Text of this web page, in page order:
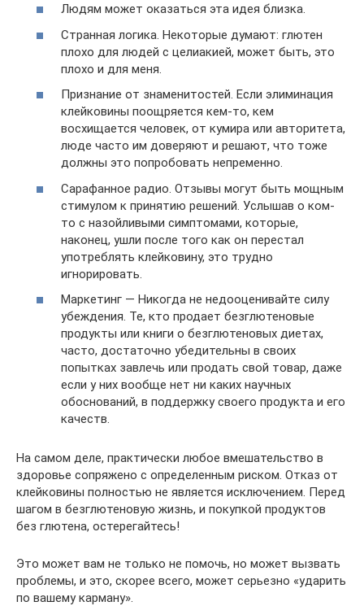
Людям может оказаться эта идея близка.
Странная логика. Некоторые думают: глютен
плохо для людей с целиакией, может быть, это
плохо и для меня.
Признание от знаменитостей. Если элиминация
клейковины поощряется кем-то, кем
восхищается человек, от кумира или авторитета,
люде часто им доверяют и решают, что тоже
должны это попробовать непременно.
Сарафанное радио. Отзывы могут быть мощным
стимулом к принятию решений. Услышав о ком-
то с назойливыми симптомами, которые,
наконец, ушли после того как он перестал
употреблять клейковину, это трудно
игнорировать.
Маркетинг — Никогда не недооценивайте силу
убеждения. Те, кто продает безглютеновые
продукты или книги о безглютеновых диетах,
часто, достаточно убедительны в своих
попытках завлечь или продать свой товар, даже
если у них вообще нет ни каких научных
обоснований, в поддержку своего продукта и его
качеств.
На самом деле, практически любое вмешательство в
здоровье сопряжено с определенным риском. Отказ от
клейковины полностью не является исключением. Перед
шагом в безглютеновую жизнь, и покупкой продуктов
без глютена, остерегайтесь!
Это может вам не только не помочь, но может вызвать
проблемы, и это, скорее всего, может серьезно «ударить
по вашему карману».